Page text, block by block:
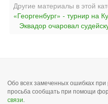
Другие материалы в этой
«Георгенбург» - турнир на
Эквадор очаровал
Обо всех замеченных ошибках при
просьба сообщать при помощи
связи.